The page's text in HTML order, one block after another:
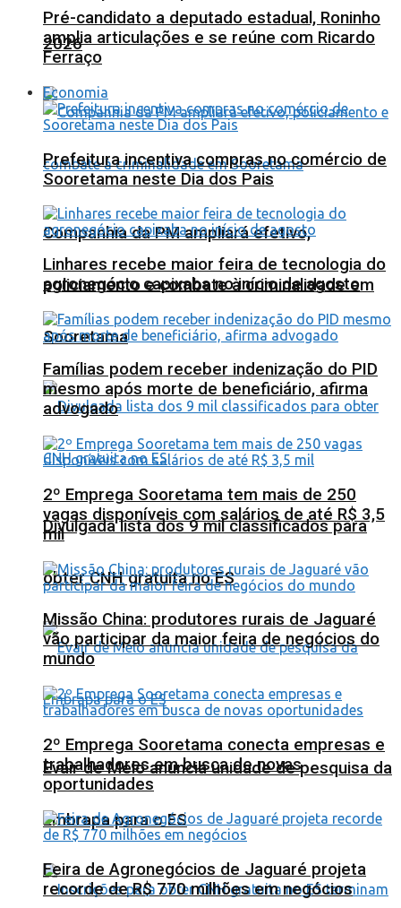
2026
Companhia da PM ampliará efetivo,
policiamento e combate à criminalidade em
Sooretama
Divulgada lista dos 9 mil classificados para
obter CNH gratuita no ES
Evair de Melo anuncia unidade de pesquisa da
Embrapa para o ES
Pré-candidato a deputado estadual, Roninho
amplia articulações e se reúne com Ricardo
Ferraço
Economia
Prefeitura incentiva compras no comércio de
Sooretama neste Dia dos Pais
Linhares recebe maior feira de tecnologia do
agronegócio capixaba no início de agosto
Famílias podem receber indenização do PID
mesmo após morte de beneficiário, afirma
advogado
2º Emprega Sooretama tem mais de 250
vagas disponíveis com salários de até R$ 3,5
mil
Missão China: produtores rurais de Jaguaré
vão participar da maior feira de negócios do
mundo
2º Emprega Sooretama conecta empresas e
trabalhadores em busca de novas
oportunidades
Feira de Agronegócios de Jaguaré projeta
recorde de R$ 770 milhões em negócios